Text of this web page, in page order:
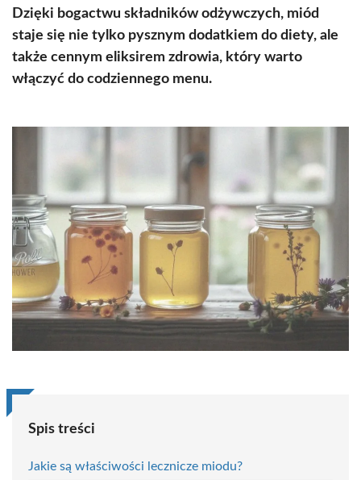
Dzięki bogactwu składników odżywczych, miód
staje się nie tylko pysznym dodatkiem do diety, ale
także cennym eliksirem zdrowia, który warto
włączyć do codziennego menu.
Spis treści
Jakie są właściwości lecznicze miodu?